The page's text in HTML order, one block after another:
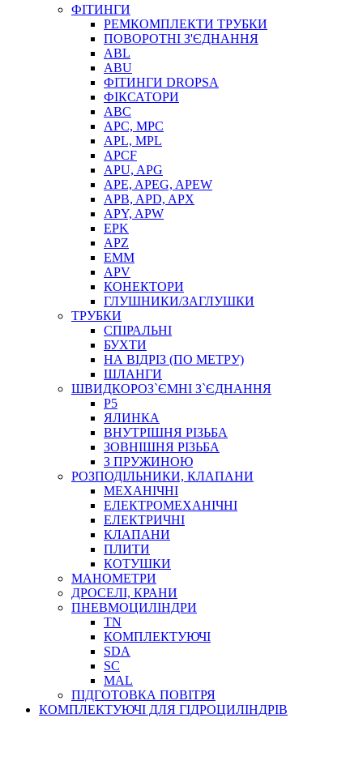
ФІТИНГИ
РЕМКОМПЛЕКТИ ТРУБКИ
ПОВОРОТНІ З'ЄДНАННЯ
ABL
ABU
ФІТИНГИ DROPSA
ФІКСАТОРИ
ABC
APC, MPC
APL, MPL
APCF
APU, APG
APE, APEG, APEW
APB, APD, APX
APY, APW
EPK
APZ
EMM
APV
КОНЕКТОРИ
ГЛУШНИКИ/ЗАГЛУШКИ
ТРУБКИ
СПІРАЛЬНІ
БУХТИ
НА ВІДРІЗ (ПО МЕТРУ)
ШЛАНГИ
ШВИДКОРОЗ`ЄМНІ З`ЄДНАННЯ
P5
ЯЛИНКА
ВНУТРІШНЯ РІЗЬБА
ЗОВНІШНЯ РІЗЬБА
З ПРУЖИНОЮ
РОЗПОДІЛЬНИКИ, КЛАПАНИ
МЕХАНІЧНІ
ЕЛЕКТРОМЕХАНІЧНІ
ЕЛЕКТРИЧНІ
КЛАПАНИ
ПЛИТИ
КОТУШКИ
МАНОМЕТРИ
ДРОСЕЛІ, КРАНИ
ПНЕВМОЦИЛІНДРИ
TN
КОМПЛЕКТУЮЧІ
SDA
SC
MAL
ПІДГОТОВКА ПОВІТРЯ
КОМПЛЕКТУЮЧІ ДЛЯ ГІДРОЦИЛІНДРІВ